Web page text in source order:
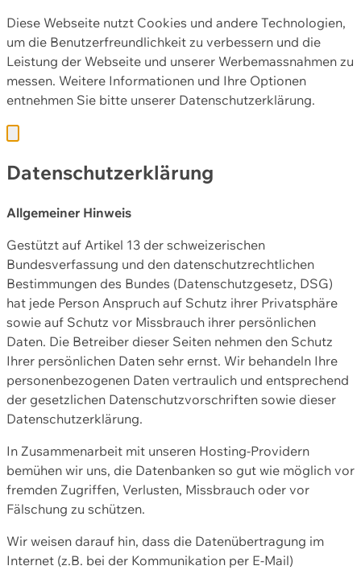
Diese Webseite nutzt Cookies und andere Technologien,
um die Benutzerfreundlichkeit zu verbessern und die
Leistung der Webseite und unserer Werbemassnahmen zu
messen. Weitere Informationen und Ihre Optionen
entnehmen Sie bitte unserer Datenschutzerklärung.
Datenschutzerklärung
Allgemeiner Hinweis
Gestützt auf Artikel 13 der schweizerischen
Bundesverfassung und den datenschutzrechtlichen
Bestimmungen des Bundes (Datenschutzgesetz, DSG)
hat jede Person Anspruch auf Schutz ihrer Privatsphäre
sowie auf Schutz vor Missbrauch ihrer persönlichen
Daten. Die Betreiber dieser Seiten nehmen den Schutz
Ihrer persönlichen Daten sehr ernst. Wir behandeln Ihre
personenbezogenen Daten vertraulich und entsprechend
der gesetzlichen Datenschutzvorschriften sowie dieser
Datenschutzerklärung.
In Zusammenarbeit mit unseren Hosting-Providern
bemühen wir uns, die Datenbanken so gut wie möglich vor
fremden Zugriffen, Verlusten, Missbrauch oder vor
Fälschung zu schützen.
Wir weisen darauf hin, dass die Datenübertragung im
Internet (z.B. bei der Kommunikation per E-Mail)